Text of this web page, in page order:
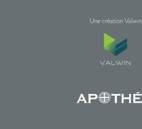
Une création Valwin